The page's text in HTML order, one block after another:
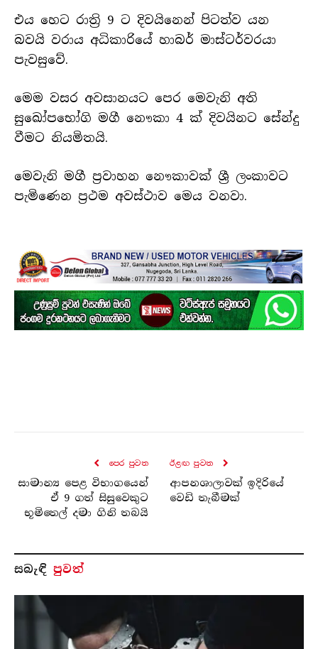
එය හෙට රාත්‍රි 9 ට දිවයිනෙන් පිටත්ව යන
බවයි වරාය අධිකාරියේ හාබර් මාස්ටර්වරයා
පැවසුවේ.
මෙම වසර අවසානයට පෙර මෙවැනි අති
සුඛෝපභෝගි මගී නෞකා 4 ක් දිවයිනට සේන්දු
වීමට නියමිතයි.
මෙවැනි මගී ප්‍රවාහන නෞකාවක් ශ්‍රී ලංකාවට
පැමිණෙන ප්‍රථම අවස්ථාව මෙය වනවා.
පෙර පුව​ත
සාමාන්‍ය පෙළ විභාගයෙන්
ඒ 9 ගත් සිසුවෙකුට
භූමිතෙල් දමා ගිනි තබයි
ඊළඟ පුව​ත
ආපනශාලාවක් ඉදිරියේ
වෙඩි තැබීමක්
සබැ​ඳි පුවත්